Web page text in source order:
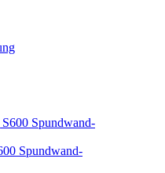
Spundwand-